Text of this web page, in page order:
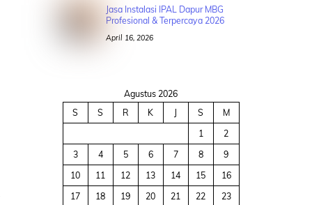
Jasa Instalasi IPAL Dapur MBG
Profesional & Terpercaya 2026
April 16, 2026
Agustus 2026
S
S R K J S
M
1
2
3
4 5 6 7 8
9
10
11 12 13 14 15
16
17
18 19 20 21 22
23